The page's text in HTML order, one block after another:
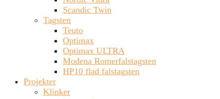
Scandic Twin
Tagsten
Teuto
Optimax
Optimax ULTRA
Modena Romerfalstagsten
HP10 flad falstagsten
Projekter
Klinker